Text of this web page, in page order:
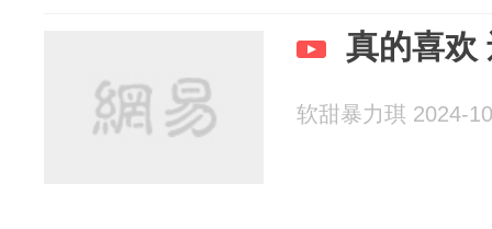
真的喜欢
软甜暴力琪 2024-